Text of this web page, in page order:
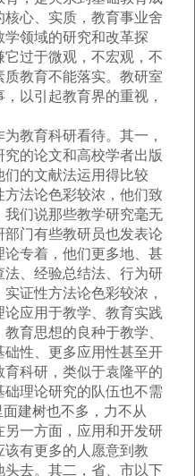
心、实质，教育事业舍
领域的研究和改革探
过于微观，不宏观，不
教育不能落实。教研室
以引起教育界的重视，
教育科研看待。其一，
的论文和高校学者出版
的文献法运用得比较
法论色彩较浓，他们致
们说那些教学研究毫无
门有些教研员也发表论
专着，他们更多地、甚
、经验总结法、行为研
证性方法论色彩较浓，
应用于教学、教育实践
育思想的良种于教学、
性、更多应用性甚至开
科研，类似于袁隆平的
理论研究的队伍也不需
建树也不多，力不从
一方面，应用和开发研
有更多的人愿意到教
去。其二，省、市以下